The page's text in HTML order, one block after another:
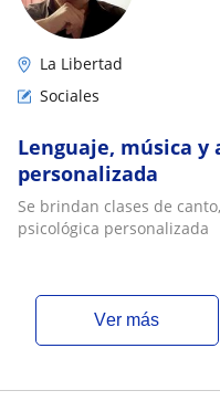
La Libertad
Sociales
Lenguaje, música y
personalizada
Se brindan clases de
psicológica personalizada
ver más